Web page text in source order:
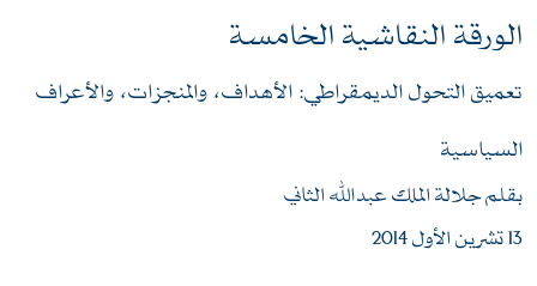
الورقة النقاشية الخامسة
تعميق التحول الديمقراطي: الأهداف، والمنجزات، والأعراف
السياسية
بقلم جلالة الملك عبدﷲ الثاني
13 تشرين الأول 2014